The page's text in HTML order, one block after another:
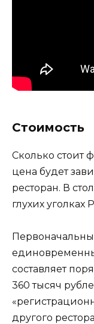
Стоимость
Сколько стоит
цена будет
ресторан. В
глухих уголках
составляет
360 тысяч
другого